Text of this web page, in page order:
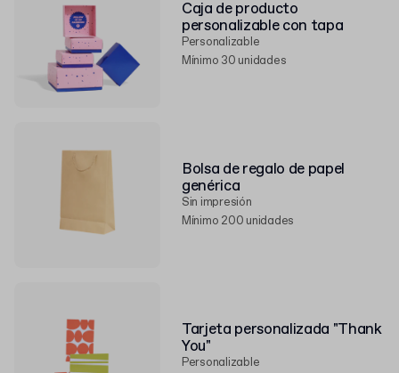
Caja de producto
personalizable con tapa
Personalizable
Mínimo 30 unidades
Bolsa de regalo de papel
genérica
Sin impresión
Mínimo 200 unidades
Tarjeta personalizada "Thank
You"
Personalizable